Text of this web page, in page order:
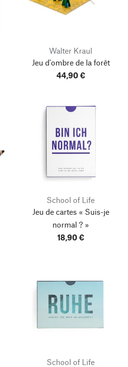
Walter Kraul
Jeu d'ombre de la forêt
44,90 €
School of Life
Jeu de cartes « Suis-je
normal ? »
18,90 €
School of Life